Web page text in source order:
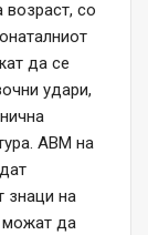
возраст, со
да се
удари,
АВМ на
знаци на
можат да